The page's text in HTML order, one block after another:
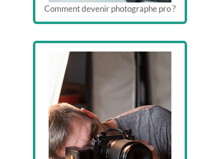
Comment devenir photographe pro ?